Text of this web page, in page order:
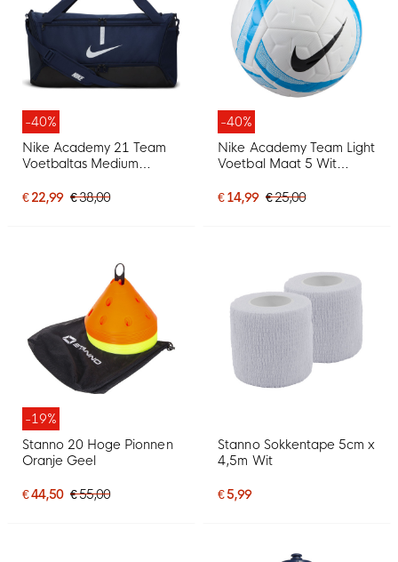
-40%
Nike Academy 21 Team
Voetbaltas Medium
€ 22,99 € 38,00
-40%
Nike Academy Team Light
Voetbal Maat 5 Wit
€ 14,99 € 25,00
-19%
Stanno 20 Hoge Pionnen
Oranje Geel
€ 44,50 € 55,00
Stanno Sokkentape 5cm x
4,5m Wit
€ 5,99